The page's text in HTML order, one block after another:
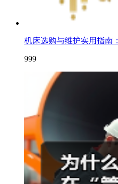
机床选购与维护实用指南
999